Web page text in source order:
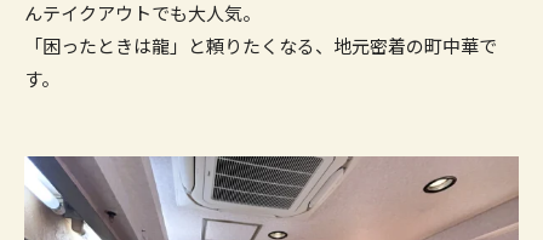
んテイクアウトでも大人気。
「困ったときは龍」と頼りたくなる、地元密着の町中華で
す。